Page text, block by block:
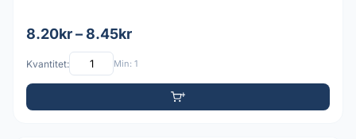
8.20kr – 8.45kr
Kvantitet: Min: 1